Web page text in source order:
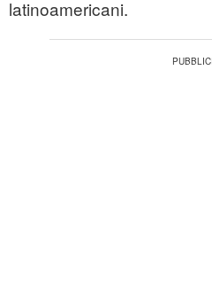
latinoamericani.